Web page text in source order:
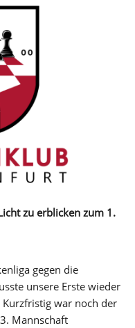
zu erblicken zum 1.
gegen die
unsere Erste wieder
war noch der
Mannschaft